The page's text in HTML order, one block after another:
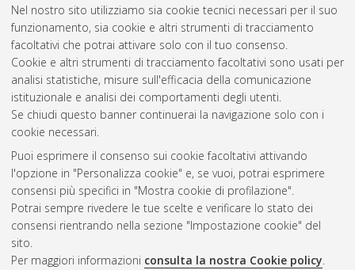
Nel nostro sito utilizziamo sia cookie tecnici necessari per il suo
funzionamento, sia cookie e altri strumenti di tracciamento
facoltativi che potrai attivare solo con il tuo consenso.
Cookie e altri strumenti di tracciamento facoltativi sono usati per
analisi statistiche, misure sull'efficacia della comunicazione
istituzionale e analisi dei comportamenti degli utenti.
Se chiudi questo banner continuerai la navigazione solo con i
cookie necessari.
Puoi esprimere il consenso sui cookie facoltativi attivando
l'opzione in "Personalizza cookie" e, se vuoi, potrai esprimere
consensi più specifici in "Mostra cookie di profilazione".
Potrai sempre rivedere le tue scelte e verificare lo stato dei
consensi rientrando nella sezione "Impostazione cookie" del
sito.
Per maggiori informazioni consulta la nostra Cookie policy.
Neural Networks.[Laurea magistrale], Università di Bologna,
Corso di Studio inIngegneria informatica [LM-DM270],
Documento full-text non disponibile
Questa lista e' stata generata ilSun Aug 9 11:33:50 2026
CEST
Atom
Rss 1.0
Rss 2.0
AMS Laurea